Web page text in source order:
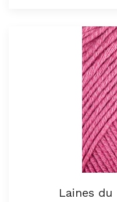
Laines